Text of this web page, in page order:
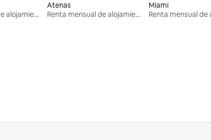
Renta mensual de alojamientos
Atenas
Renta mensual de alojamientos
Miami